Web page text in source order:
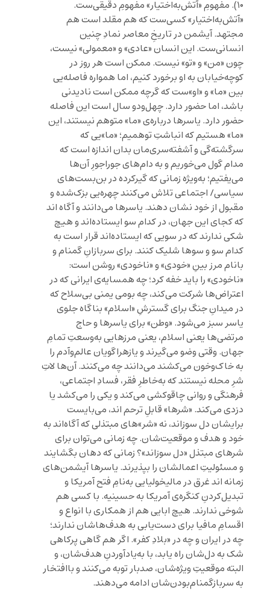
۱۰). مفهومِ «آتش‌به‌اختیار» مفهومِ دقیقی‌ست.
«آتش‌به‌اختیار» کسی‌ست که هم مقلد است هم
مجتهد. آیشمن در تاریخِ معاصر نمادِ چنین
انسانی‌ست. این انسان «عادی» و «معمولی» نیست،
چون «من» و «تو» نیست. ممکن است هر روز در
کوچه‌خیابان به او برخورد کنیم، اما همواره فاصله‌یی
بین «ما» و «او»ست که گرچه ممکن است نادیدنی
باشد، اما حضور دارد. چهل‌ودو سال است این فاصله
حضور دارد. یاسرها درباره‌ی «ما» متوهم نیستند، این
«ما» هستیم که انباشتِ توهمیم؛ «ما»یی که
سرگشته‌گی و آشفته‌سری‌مان بدان اندازه است که
مدام گول می‌خوریم و به دام‌های جوراجورِ آن‌ها
می‌یفتیم؛ به‌ویژه زمانی که گیرکرده در بن‌بست‌های
سیاسی/ اجتماعی تلاش می‌کنند چهره‌یی بزک‌شده و
مقبول از خود نشان دهند. یاسرها می‌دانند و آگاه اند
که کجای این جهان، در کدام سو ایستاده‌اند و هیچ
شکی ندارند که در سویی که ایستاده‌اند قرار است به
کدام سو و سوها شلیک کنند. برای سربازانِ گمنام و
بانام مرز بینِ «خودی» و «ناخودی» روشن است:
«ناخودی» را باید خفه کرد؛ چه همسایه‌ی ایرانی که در
اعتراض‌ها شرکت می‌کند، چه بومی یمنی بی‌سلاح که
در میدانِ جنگ برای گسترشِ «اسلام» بناگاه جلوی
یاسر سبز می‌شود. «وطن»‌ برای یاسرها و حاج
مرتضی‌ها یعنی اسلام، یعنی مرزهایی به‌وسعتِ تمامِ
جهان. وقتی وضو می‌گیرند و یازهراگویان عالم‌وآدم را
به خاک‌وخون می‌کشند می‌دانند چه می‌کنند. آن‌ها لاتِ
شرِ محله نیستند که به‌خاطرِ فقر، فسادِ اجتماعی،
فرهنگی و روانی چاقو‌کشی می‌کند و یکی را می‌کشد یا
دزدی می‌کند. «شرها» قابلِ‌ ترحم اند، می‌بایست
برایشان دل سوزاند، نه «شر»های مبتذلی که آگاه‌اند به
خود و هدف و موقعیت‌شان. چه زمانی می‌توان برای
شرهای مبتذل «دل سوزاند»؟ زمانی که دهان بگشایند
و مسئولیتِ اعمالشان را بپذیرند. یاسرها آیشمن‌های
زمانه اند غرق در مالیخولیایی به‌نامِ فتح آمریکا و
تبدیل‌کردنِ کنگره‌ی آمریکا به حسینیه. با کسی هم
شوخی ندارند. هیچ ابایی هم از همکاری با انواع و
اقسامِ مافیا برای دست‌یابی به هدف‌هاشان ندارند؛
چه در ایران و چه در «بلادِ کفر». اگر هم گاهی پرکاهی
شک به دل‌شان راه یابد، با به‌یادآوردنِ هدف‌شان، و
البته موقعیتِ ویژه‌شان، صدبار توبه می‌کنند و باافتخار
به سربازگمنام‌بودن‌شان ادامه می‌دهند.